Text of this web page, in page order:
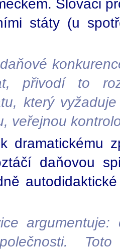
Slováci
státy (u
přivodí to
který
veřejnou
dramatickému
daňovou